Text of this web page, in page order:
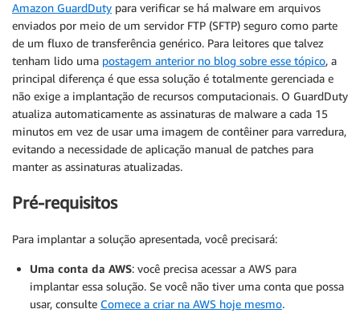
Amazon GuardDuty para verificar se há malware em arquivos
enviados por meio de um servidor FTP (SFTP) seguro como parte
de um fluxo de transferência genérico. Para leitores que talvez
tenham lido uma postagem anterior no blog sobre esse tópico, a
principal diferença é que essa solução é totalmente gerenciada e
não exige a implantação de recursos computacionais. O GuardDuty
atualiza automaticamente as assinaturas de malware a cada 15
minutos em vez de usar uma imagem de contêiner para varredura,
evitando a necessidade de aplicação manual de patches para
manter as assinaturas atualizadas.
Pré-requisitos
Para implantar a solução apresentada, você precisará:
Uma conta da AWS: você precisa acessar a AWS para
implantar essa solução. Se você não tiver uma conta que possa
usar, consulte Comece a criar na AWS hoje mesmo.